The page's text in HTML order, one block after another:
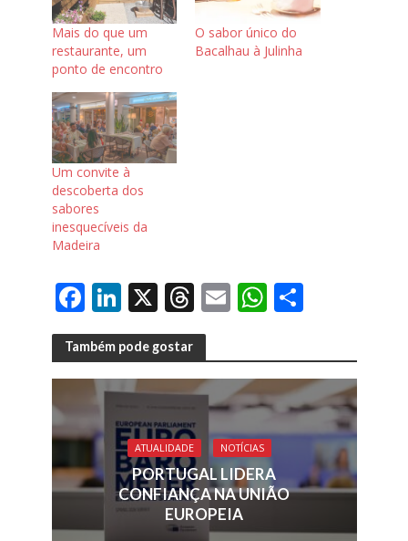
Mais do que um
restaurante, um
ponto de encontro
O sabor único do
Bacalhau à Julinha
Um convite à
descoberta dos
sabores
inesquecíveis da
Madeira
F
ac
e
b
o
o
k
Li
n
k
e
dI
n
X T
h
re
a
d
s
E
m
ai
l
W
h
at
s
A
p
p
S
ar
e
Também pode gostar
ATUALIDADE NOTÍCIAS
PORTUGAL LIDERA
CONFIANÇA NA UNIÃO
EUROPEIA